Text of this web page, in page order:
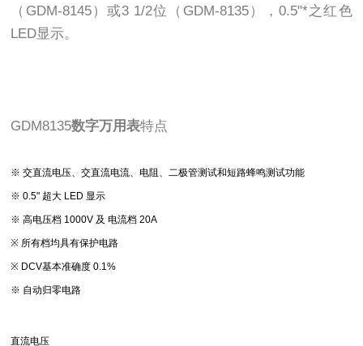
（GDM-8145）或3 1/2位（GDM-8135），0.5"*之红色
LED显示。
GDM8135数字万用表特点
※ 交直流电压、交直流电流、电阻、二极管测试和短路蜂鸣测试功能
※ 0.5" 超大 LED 显示
※ 高电压档 1000V 及 电流档 20A
※ 所有档均具有保护电路
※ DCV基本准确度 0.1%
※ 自动归零电路
直流电压